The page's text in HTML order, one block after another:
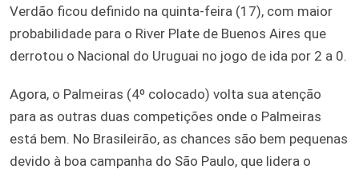
Verdão ficou definido na quinta-feira (17), com maior
probabilidade para o River Plate de Buenos Aires que
derrotou o Nacional do Uruguai no jogo de ida por 2 a 0.
Agora, o Palmeiras (4º colocado) volta sua atenção
para as outras duas competições onde o Palmeiras
está bem. No Brasileirão, as chances são bem pequenas
devido à boa campanha do São Paulo, que lidera o